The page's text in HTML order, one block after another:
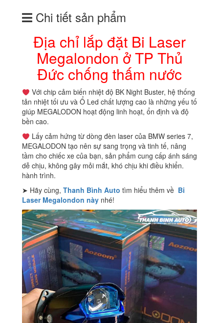
TP
lượng
Chi tiết sản phẩm
Địa chỉ lắp đặt Bi Laser
Megalondon ở TP Thủ
Đức chống thấm nước
Với chip cảm biến nhiệt độ BK Night Buster, hệ thống
tản nhiệt tối ưu và Ổ Led chất lượng cao là những yếu tố
giúp MEGALODON hoạt động linh hoạt, ổn định và độ
bền cao.
Lấy cảm hứng từ dòng đèn laser của BMW series 7,
MEGALODON tạo nên sự sang trọng và tinh tế, nâng
tầm cho chiếc xe của bạn, sản phẩm cung cấp ánh sáng
dễ chịu, không gây mỏi mắt, khó chịu khi điều khiển.
hành trình.
➤ Hãy cùng, Thanh Bình Auto tìm hiểu thêm về Bi
Laser Megalondon này nhé!